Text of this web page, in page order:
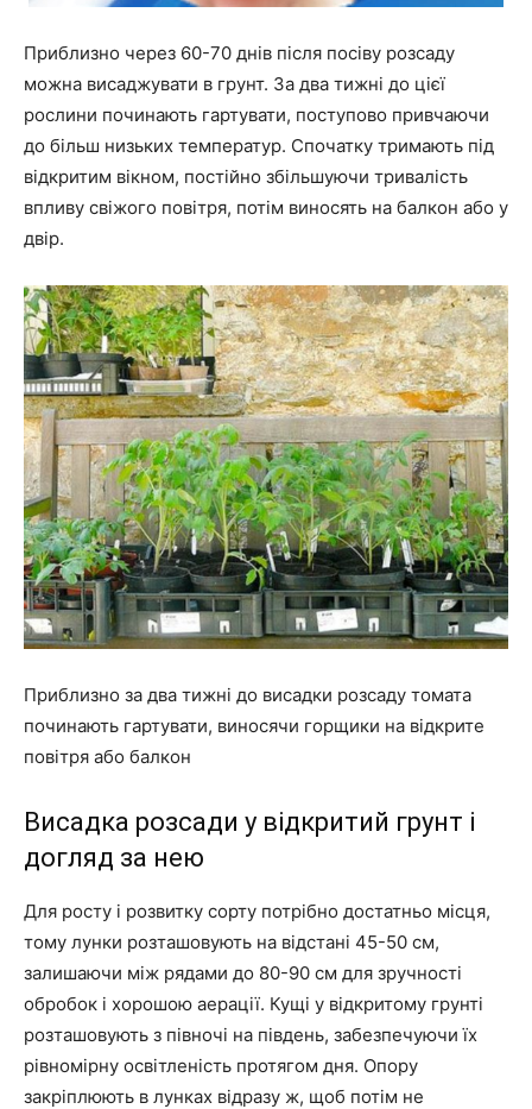
Приблизно через 60-70 днів після посіву розсаду
можна висаджувати в грунт. За два тижні до цієї
рослини починають гартувати, поступово привчаючи
до більш низьких температур. Спочатку тримають під
відкритим вікном, постійно збільшуючи тривалість
впливу свіжого повітря, потім виносять на балкон або у
двір.
Приблизно за два тижні до висадки розсаду томата
починають гартувати, виносячи горщики на відкрите
повітря або балкон
Висадка розсади у відкритий грунт і
догляд за нею
Для росту і розвитку сорту потрібно достатньо місця,
тому лунки розташовують на відстані 45-50 см,
залишаючи між рядами до 80-90 см для зручності
обробок і хорошою аерації. Кущі у відкритому грунті
розташовують з півночі на південь, забезпечуючи їх
рівномірну освітленість протягом дня. Опору
закріплюють в лунках відразу ж, щоб потім не